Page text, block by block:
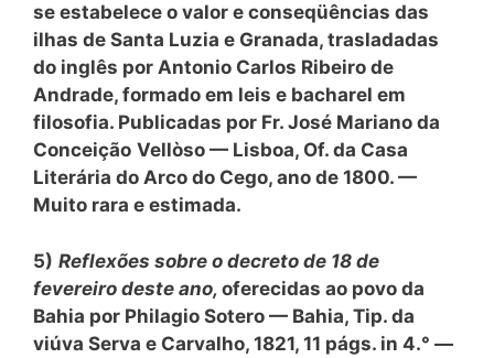
se estabelece o valor e conseqüências das
ilhas de Santa Luzia e Granada, trasladadas
do inglês por Antonio Carlos Ribeiro de
Andrade, formado em leis e bacharel em
filosofia. Publicadas por Fr. José Mariano da
Conceição Vellòso — Lisboa, Of. da Casa
Literária do Arco do Cego, ano de 1800. —
Muito rara e estimada.
5) Reflexões sobre o decreto de 18 de
fevereiro deste ano, oferecidas ao povo da
Bahia por Philagio Sotero — Bahia, Tip. da
viúva Serva e Carvalho, 1821, 11 págs. in 4.° —